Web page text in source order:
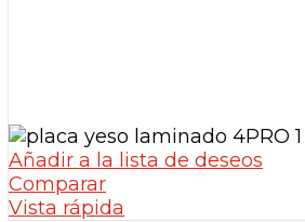
Añadir a la lista de deseos
Comparar
Vista rápida